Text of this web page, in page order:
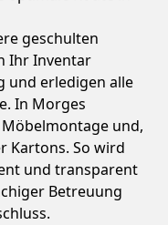
geschulten
Ihr Inventar
und erledigen alle
In Morges
und,
Kartons. So wird
und transparent
Betreuung